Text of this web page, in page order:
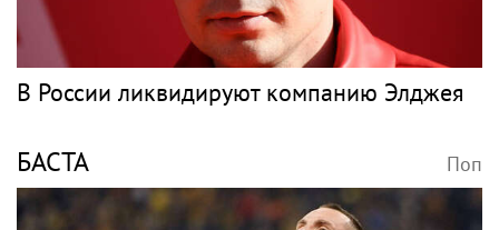
В России ликвидируют компанию Элджея
БАСТА Поп